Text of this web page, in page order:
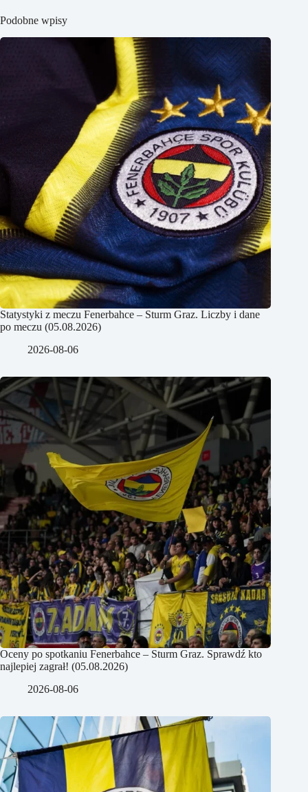
Podobne wpisy
Statystyki z meczu Fenerbahce – Sturm Graz. Liczby i dane
po meczu (05.08.2026)
2026-08-06
Oceny po spotkaniu Fenerbahce – Sturm Graz. Sprawdź kto
najlepiej zagrał! (05.08.2026)
2026-08-06